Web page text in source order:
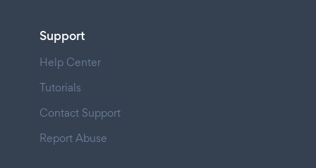
Support
Help Center
Tutorials
Contact Support
Report Abuse